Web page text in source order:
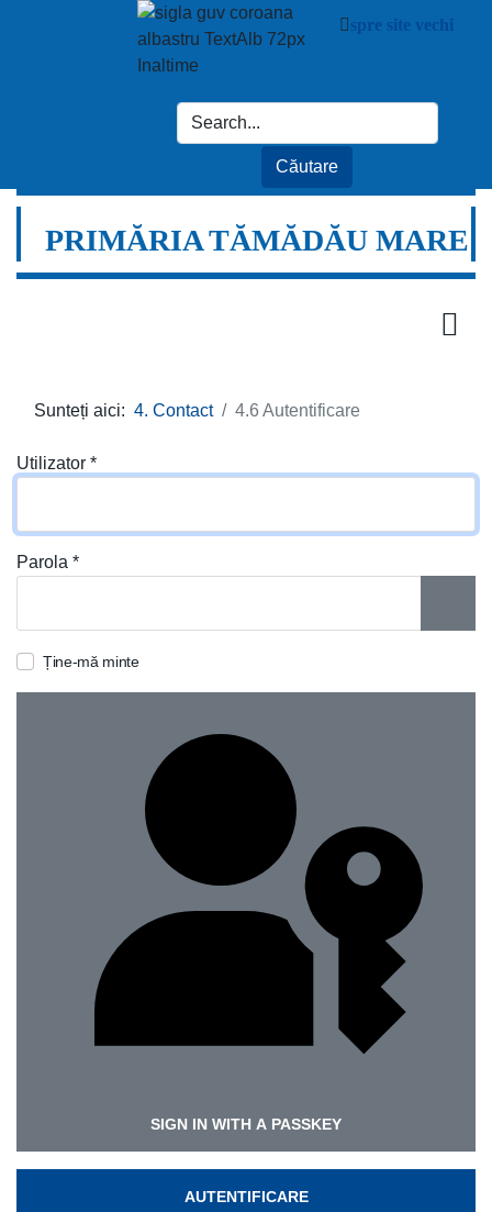
spre site vechi
PRIMĂRIA TĂMĂDĂU MARE
Sunteți aici: 4. Contact 4.6 Autentificare
Utilizator *
Parola *
Ține-mă minte
SIGN IN WITH A PASSKEY
AUTENTIFICARE